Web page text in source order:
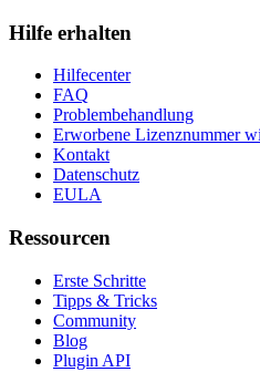
Hilfe erhalten
Hilfecenter
FAQ
Problembehandlung
Erworbene Lizenznummer
Kontakt
Datenschutz
EULA
Ressourcen
Erste Schritte
Tipps & Tricks
Community
Blog
Plugin API